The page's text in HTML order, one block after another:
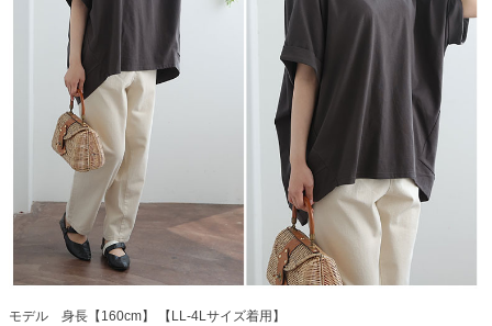
モデル 身長【160cm】 【LL-4Lサイズ着用】